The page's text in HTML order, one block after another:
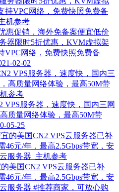
惠促销，海外免备案便宜低价
器限时5折优惠，KVM虚拟架
VPC网络，免费快照免费备
02-02
VPS服务器，速度快，国内三网
质量网络体验，最高50M带
05-25
美国CN2 VPS云服务器已补
46元/年，最高2.5Gbps带宽，安
服务器 #推荐商家，可放心购